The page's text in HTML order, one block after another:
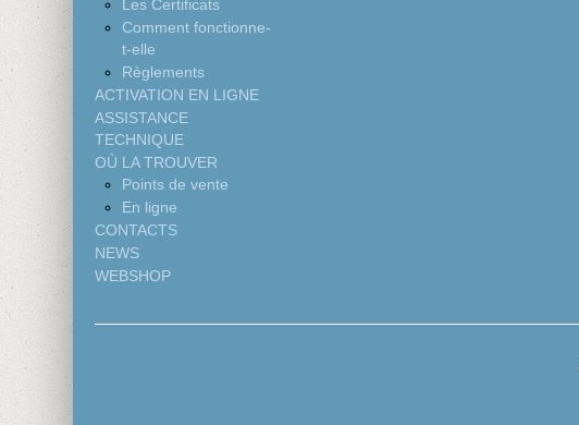
Les Certificats
Comment fonctionne-
t-elle
Règlements
ACTIVATION EN LIGNE
ASSISTANCE
TECHNIQUE
OÙ LA TROUVER
Points de vente
En ligne
CONTACTS
NEWS
WEBSHOP